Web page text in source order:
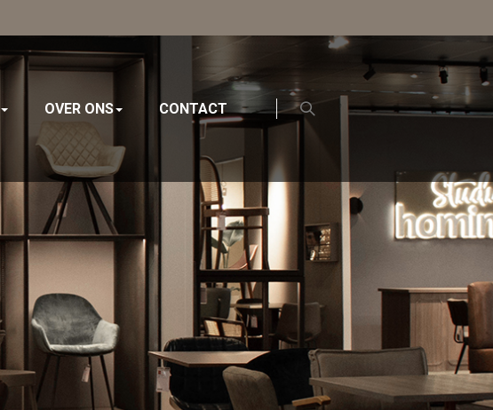
OVER ONS CONTACT